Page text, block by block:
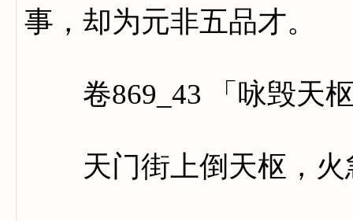
事，却为元非五品才。
卷869_43 「咏毁天
天门街上倒天枢，火